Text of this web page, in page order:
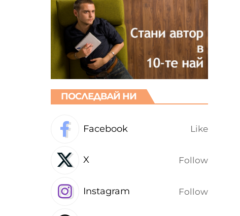
ПОСЛЕДВАЙ НИ
Facebook Like
X Follow
Instagram Follow